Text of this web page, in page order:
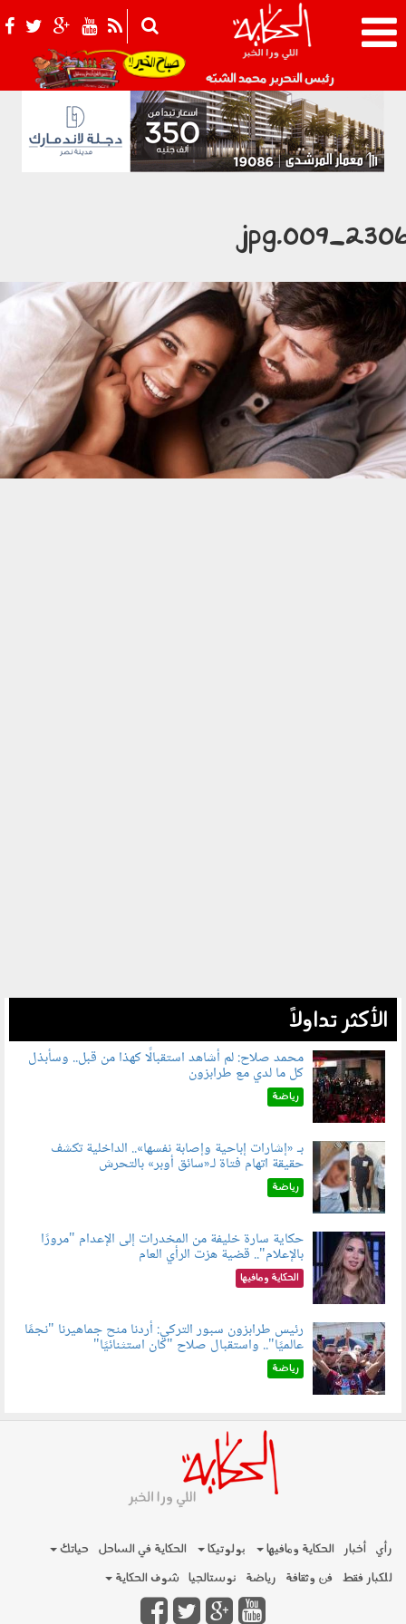
رئيس التحرير محمد الشبّه 021_2.png
الأكثر تداولاً
060802.jpg
محمد صلاح: لم أشاهد استقبالًا كهذا من قبل.. وسأبذل
كل ما لدي مع طرابزون
رياضة
060804.jpg
بـ «إشارات إباحية وإصابة نفسها».. الداخلية تكشف
حقيقة اتهام فتاة لـ«سائق أوبر» بالتحرش
رياضة
060801.jpeg
حكاية سارة خليفة من المخدرات إلى الإعدام "مرورًا
بالإعلام".. قضية هزت الرأي العام
الحكاية ومافيها
060803.jpg
رئيس طرابزون سبور التركي: أردنا منح جماهيرنا "نجمًا
عالميًا".. واستقبال صلاح "كان استثنائيًا"
رياضة
رأي أخبار الحكاية ومافيها بولوتيكا الحكاية في الساحل
حياتك
للكبار فقط فن وثقافة رياضة نوستالجيا شوف الحكاية